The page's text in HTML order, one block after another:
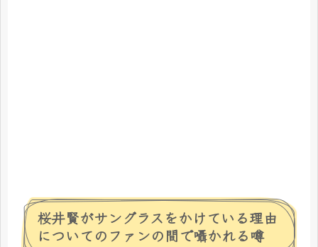
桜井賢がサングラスをかけている理由
についてのファンの間で囁かれる噂